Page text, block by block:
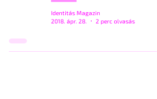
Identitás Magazin
2018. ápr. 28.
2 perc olvasás